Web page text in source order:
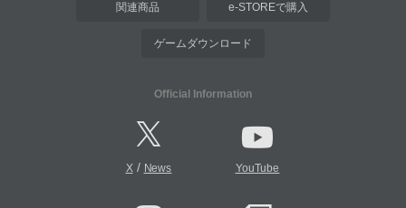
関連商品 e-STOREで購入
ゲームダウンロード
Official Information
X/ News YouTube